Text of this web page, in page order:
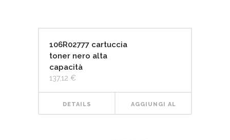
106R02777 cartuccia
toner nero alta
capacità
137,12 €
DETAILS AGGIUNGI AL